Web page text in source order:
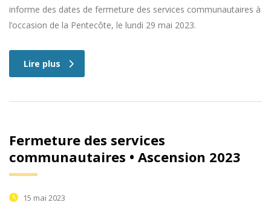
informe des dates de fermeture des services communautaires à
l’occasion de la Pentecôte, le lundi 29 mai 2023.
Lire plus
Fermeture des services
communautaires • Ascension 2023
15 mai 2023